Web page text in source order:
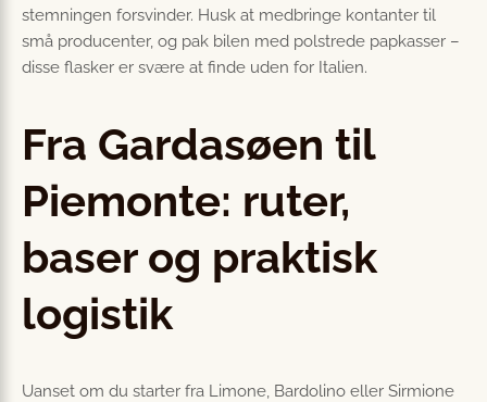
stemningen forsvinder. Husk at medbringe kontanter til
små producenter, og pak bilen med polstrede papkasser –
disse flasker er svære at finde uden for Italien.
Fra Gardasøen til
Piemonte: ruter,
baser og praktisk
logistik
Uanset om du starter fra Limone, Bardolino eller Sirmione